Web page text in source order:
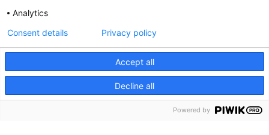
CGTCatalunya
cgtcatalunya
Desenvolupat per
Analytics
Accept all
Decline all
Consent details Privacy policy
Powered by